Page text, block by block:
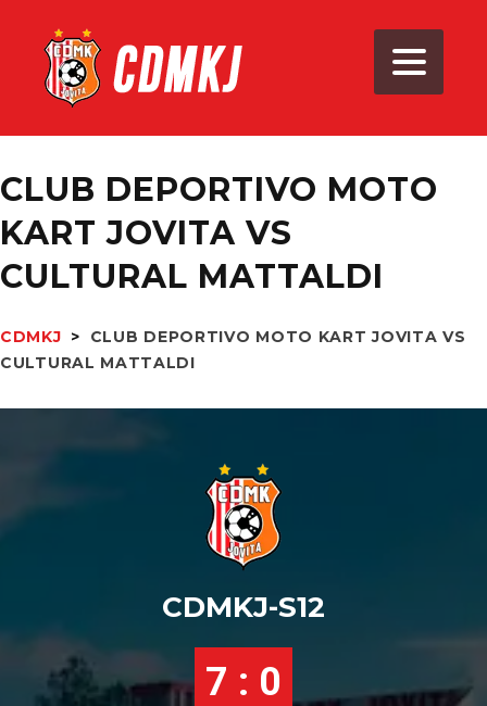
CLUB DEPORTIVO MOTO
KART JOVITA VS
CULTURAL MATTALDI
CDMKJ >
CLUB DEPORTIVO MOTO KART JOVITA VS
CULTURAL MATTALDI
CDMKJ-S12
7 : 0